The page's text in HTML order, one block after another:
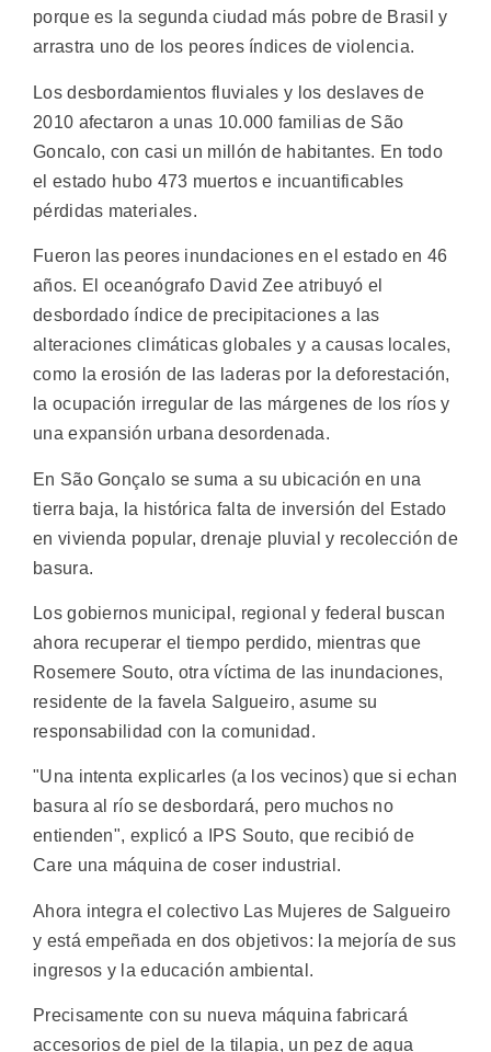
porque es la segunda ciudad más pobre de Brasil y
arrastra uno de los peores índices de violencia.
Los desbordamientos fluviales y los deslaves de
2010 afectaron a unas 10.000 familias de São
Goncalo, con casi un millón de habitantes. En todo
el estado hubo 473 muertos e incuantificables
pérdidas materiales.
Fueron las peores inundaciones en el estado en 46
años. El oceanógrafo David Zee atribuyó el
desbordado índice de precipitaciones a las
alteraciones climáticas globales y a causas locales,
como la erosión de las laderas por la deforestación,
la ocupación irregular de las márgenes de los ríos y
una expansión urbana desordenada.
En São Gonçalo se suma a su ubicación en una
tierra baja, la histórica falta de inversión del Estado
en vivienda popular, drenaje pluvial y recolección de
basura.
Los gobiernos municipal, regional y federal buscan
ahora recuperar el tiempo perdido, mientras que
Rosemere Souto, otra víctima de las inundaciones,
residente de la favela Salgueiro, asume su
responsabilidad con la comunidad.
"Una intenta explicarles (a los vecinos) que si echan
basura al río se desbordará, pero muchos no
entienden", explicó a IPS Souto, que recibió de
Care una máquina de coser industrial.
Ahora integra el colectivo Las Mujeres de Salgueiro
y está empeñada en dos objetivos: la mejoría de sus
ingresos y la educación ambiental.
Precisamente con su nueva máquina fabricará
accesorios de piel de la tilapia, un pez de agua